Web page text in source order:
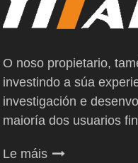
O noso propietario,
investindo a súa
investigación e
maioría dos usuarios
Le máis